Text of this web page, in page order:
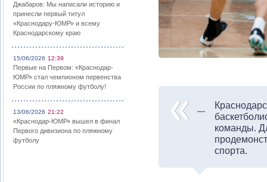
Джабаров: Мы написали историю и
принесли первый титул
«Краснодару-ЮМР» и всему
Краснодарскому краю
15/06/2026 12:39
Первые на Первом: «Краснодар-
ЮМР» стал чемпионом первенства
России по пляжному футболу!
13/06/2026 21:22
«Краснодар-ЮМР» вышел в финал
Первого дивизиона по пляжному
футболу
команды.
спорта.